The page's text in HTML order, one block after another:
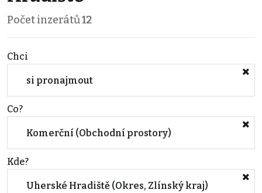
Počet inzerátů12
Chci
si pronajmout
Co?
Komerční (Obchodní prostory)
Kde?
Uherské Hradiště (Okres, Zlínský kraj)